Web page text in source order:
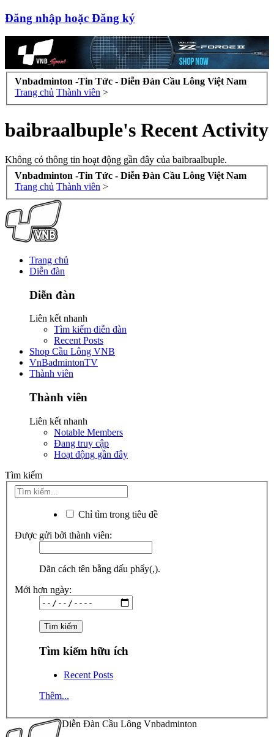
Đăng nhập hoặc Đăng ký
Vnbadminton -Tin Tức - Diễn Đàn Cầu Lông Việt Nam
Trang chủ Thành viên >
baibraalbuple's Recent Activity
Không có thông tin hoạt động gần đây của baibraalbuple.
Vnbadminton -Tin Tức - Diễn Đàn Cầu Lông Việt Nam
Trang chủ Thành viên >
Trang chủ
Diễn đàn
Diễn đàn
Liên kết nhanh
Tìm kiếm diễn đàn
Recent Posts
Shop Cầu Lông VNB
VnBadmintonTV
Thành viên
Thành viên
Liên kết nhanh
Notable Members
Đang truy cập
Hoạt động gần đây
Tìm kiếm
Chỉ tìm trong tiêu đề
Được gửi bởi thành viên:
Dãn cách tên bằng dấu phẩy(,).
Mới hơn ngày:
Tìm kiếm hữu ích
Recent Posts
Thêm...
Diễn Đàn Cầu Lông Vnbadminton